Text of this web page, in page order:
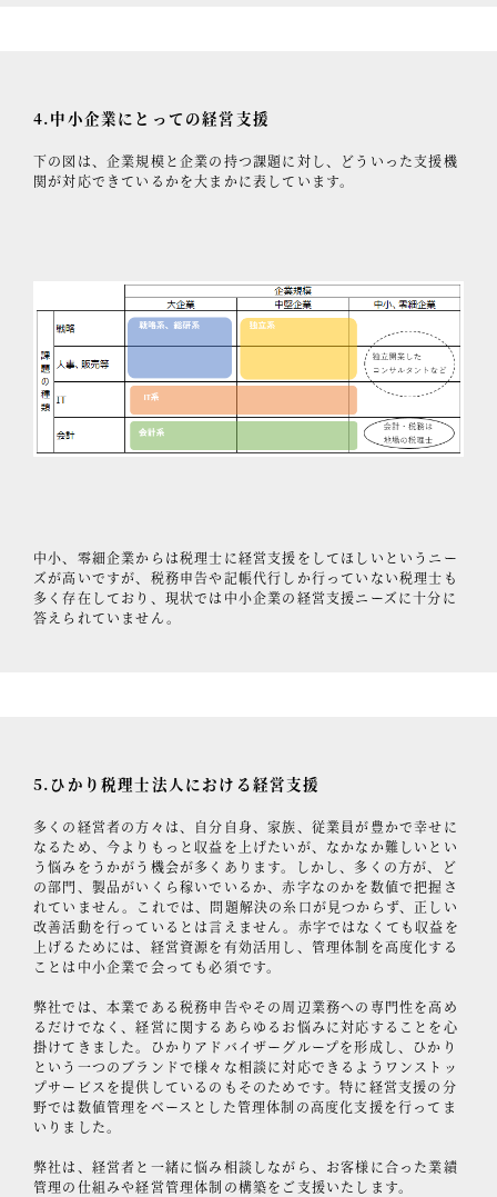
4.中小企業にとっての経営支援
下の図は、企業規模と企業の持つ課題に対し、どういった支援機
関が対応できているかを大まかに表しています。
中小、零細企業からは税理士に経営支援をしてほしいというニー
ズが高いですが、税務申告や記帳代行しか行っていない税理士も
多く存在しており、現状では中小企業の経営支援ニーズに十分に
答えられていません。
5.ひかり税理士法人における経営支援
多くの経営者の方々は、自分自身、家族、従業員が豊かで幸せに
なるため、今よりもっと収益を上げたいが、なかなか難しいとい
う悩みをうかがう機会が多くあります。しかし、多くの方が、ど
の部門、製品がいくら稼いでいるか、赤字なのかを数値で把握さ
れていません。これでは、問題解決の糸口が見つからず、正しい
改善活動を行っているとは言えません。赤字ではなくても収益を
上げるためには、経営資源を有効活用し、管理体制を高度化する
ことは中小企業で会っても必須です。
弊社では、本業である税務申告やその周辺業務への専門性を高め
るだけでなく、経営に関するあらゆるお悩みに対応することを心
掛けてきました。ひかりアドバイザーグループを形成し、ひかり
という一つのブランドで様々な相談に対応できるようワンストッ
プサービスを提供しているのもそのためです。特に経営支援の分
野では数値管理をベースとした管理体制の高度化支援を行ってま
いりました。
弊社は、経営者と一緒に悩み相談しながら、お客様に合った業績
管理の仕組みや経営管理体制の構築をご支援いたします。